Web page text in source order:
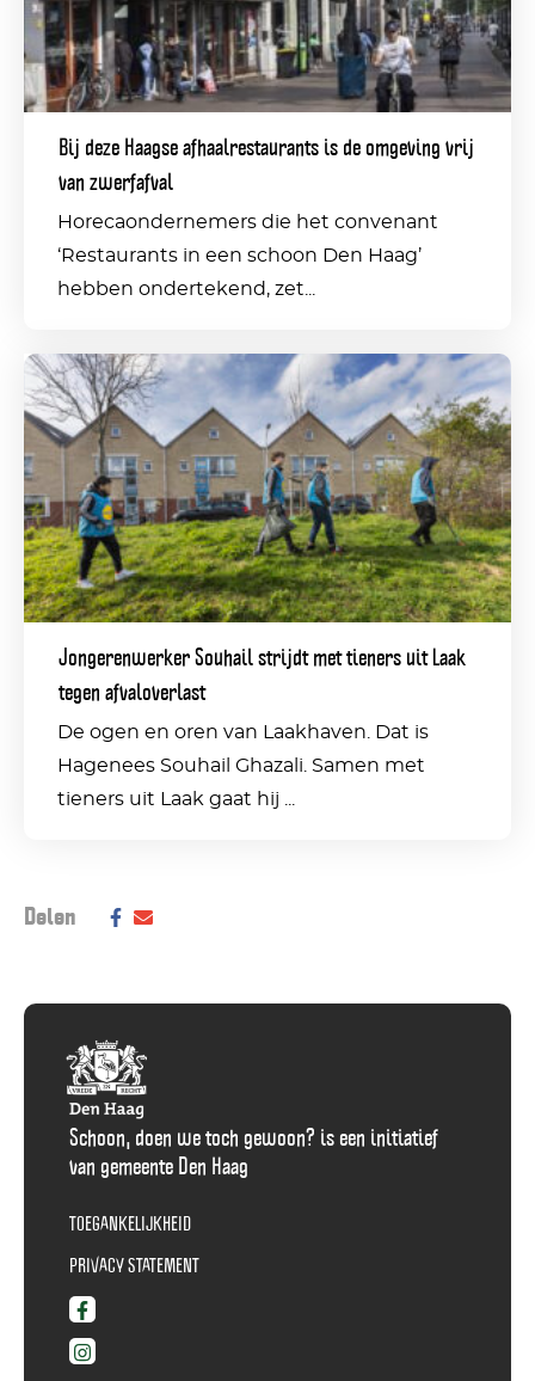
is
de
omgeving
Bij deze Haagse afhaalrestaurants is de omgeving vrij
van zwerfafval
Horecaondernemers die het convenant
‘Restaurants in een schoon Den Haag’
hebben ondertekend, zet...
Jongerenwerker
Souhail
strijdt
met
tieners
uit
Laak
tegen
afvaloverlast
Jongerenwerker Souhail strijdt met tieners uit Laak
tegen afvaloverlast
De ogen en oren van Laakhaven. Dat is
Hagenees Souhail Ghazali. Samen met
tieners uit Laak gaat hij ...
Delen Deel
Facebook
Delen
E-
Schoon, doen we toch gewoon? is een initiatief
van gemeente Den Haag
TOEGANKELIJKHEID
PRIVACY STATEMENT